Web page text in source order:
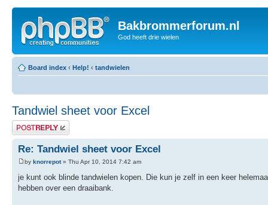
Bakbrommerforum.nl
God heeft drie wielen
Board index ‹ Help! ‹ tandwielen
Tandwiel sheet voor Excel
Post a reply
Re: Tandwiel sheet voor Excel
by knorrepot» Thu Apr 10, 2014 7:42 am
je kunt ook blinde tandwielen kopen. Die kun je zelf in een keer
hebben over een draaibank.